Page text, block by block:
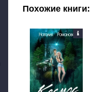
Похожие книги: